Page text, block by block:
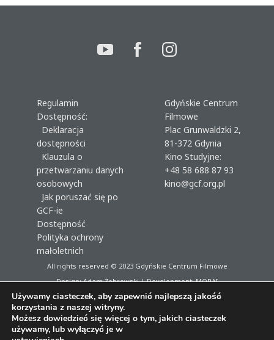
Regulamin
Dostępność:
Deklaracja
dostępności
Klauzula o
przetwarzaniu danych
osobowych
Jak poruszać się po
GCF-ie
Dostępność
Polityka ochrony
małoletnich
Gdyńskie Centrum
Filmowe
Plac Grunwaldzki 2,
81-372 Gdynia
Kino Studyjne:
+48 58 688 87 93
kino@gcf.org.pl
All rights reserved © 2023Gdyńskie Centrum Filmowe
Design: Adam Żebrowski | Development:MORAI
Używamy ciasteczek, aby zapewnić najlepszą jakość
korzystania z naszej witryny.
Możesz dowiedzieć się więcej o tym, jakich ciasteczek
używamy, lub wyłączyć je w